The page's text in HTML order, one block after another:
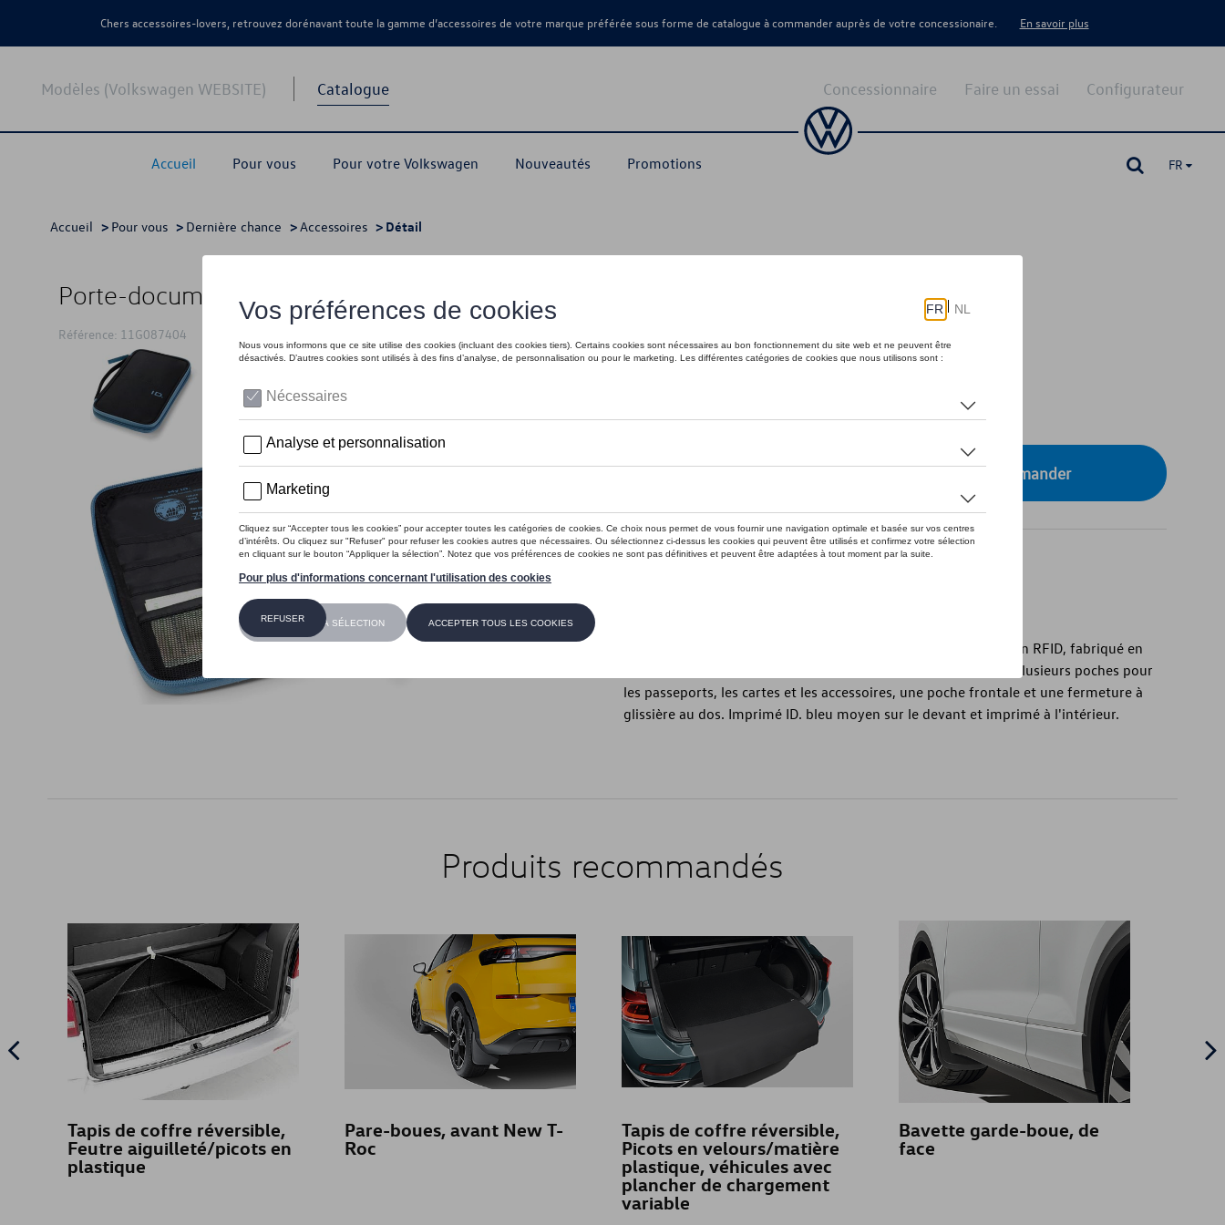
Chers accessoires-lovers, retrouvez dorénavant toute la gamme d’accessoires de votre marque préférée sous forme de catalogue à commander auprès de votre concessionaire. En savoir plus
Modèles (Volkswagen WEBSITE) Catalogue
Accueil Pour vous Pour votre Volkswagen Nouveautés Promotions
Configurateur
Faire un essai
Concessionnaire
FR
Accueil > Pour vous > Dernière chance >Accessoires > Détail
Porte-documents de voyage VW ID logo, noir
Référence: 11G087404
En stock
Contactez votre concessionnaire pour commander
Introduction
Porte-documents de voyage sécurisé et durable avec protection RFID, fabriqué en
PET recyclé hydrofuge et résistant à la déchirure. Il comporte plusieurs poches pour
les passeports, les cartes et les accessoires, une poche frontale et une fermeture à
glissière au dos. Imprimé ID. bleu moyen sur le devant et imprimé à l'intérieur.
Produits recommandés
Tapis de coffre réversible,
Feutre aiguilleté/picots en
plastique
Pare-boues, avant New T-
Roc
Tapis de coffre réversible,
Picots en velours/matière
plastique, véhicules avec
plancher de chargement
variable
Bavette garde-boue, de
face